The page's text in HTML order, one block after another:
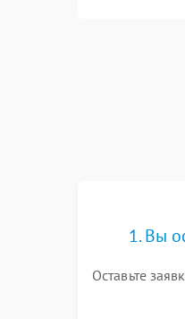
1. Вы
Оставьте